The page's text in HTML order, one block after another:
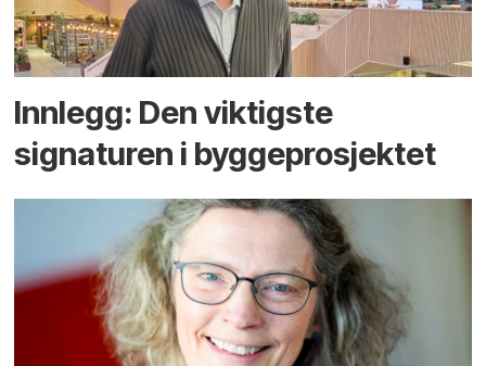
Innlegg: Den viktigste
signaturen i bygge­­prosjektet